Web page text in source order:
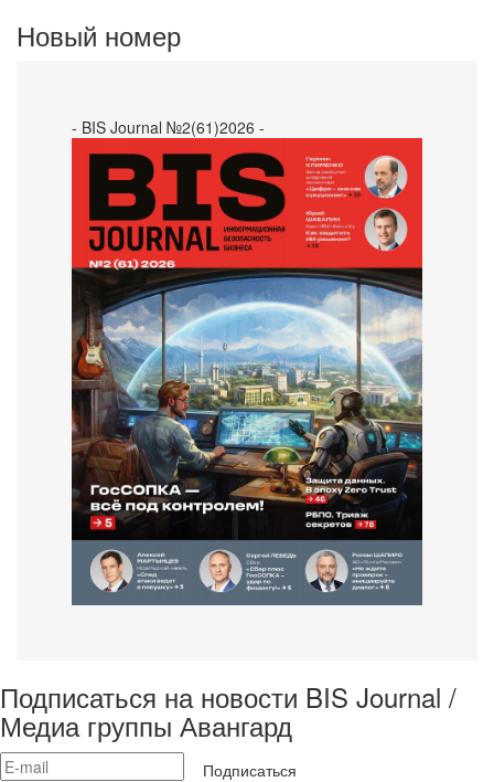
Новый номер
- BIS Journal №2(61)2026 -
Подписаться на новости BIS Journal /
Медиа группы Авангард
Подписаться